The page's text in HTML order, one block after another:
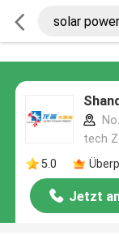
tech
5.0
Jetzt